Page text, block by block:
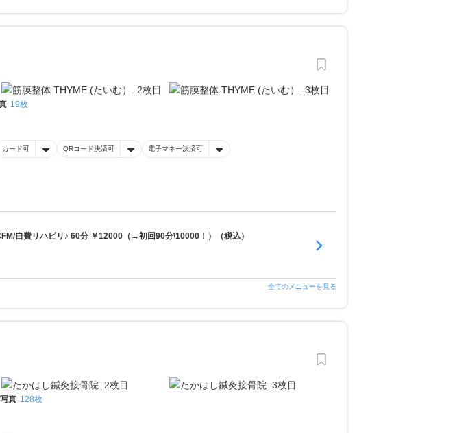
19枚
カード可 QRコード決済可 電子マネー決済可
自費リハビリ♪ 60分 ￥12000（→初回90分\10000！）（税込）
全てのメニューを見る
写真 128枚